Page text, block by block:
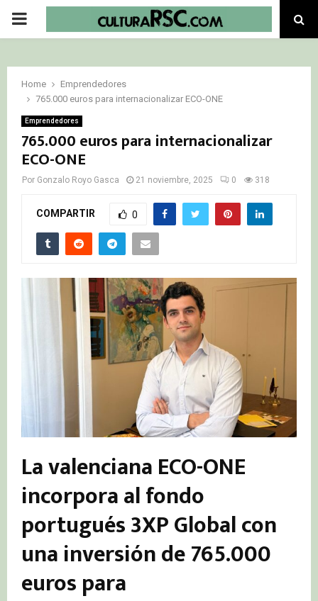
PRIMARY
Home
Emprendedores
765.000 euros para internacionalizar ECO-ONE
Emprendedores
765.000 euros para internacionalizar
ECO-ONE
Por Gonzalo Royo Gasca 21 noviembre, 2025 0 318
COMPARTIR 0
La valenciana ECO-ONE
incorpora al fondo
portugués 3XP Global con
una inversión de 765.000
euros para